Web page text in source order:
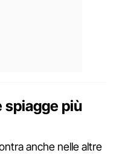
spiagge più
anche nelle altre